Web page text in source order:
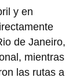
y en
de Janeiro,
mientras
las rutas a